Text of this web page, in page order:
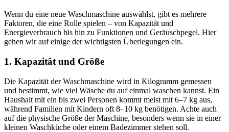
Wenn du eine neue Waschmaschine auswählst, gibt es mehrere
Faktoren, die eine Rolle spielen – von Kapazität und
Energieverbrauch bis hin zu Funktionen und Geräuschpegel. Hier
gehen wir auf einige der wichtigsten Überlegungen ein.
1. Kapazität und Größe
Die Kapazität der Waschmaschine wird in Kilogramm gemessen
und bestimmt, wie viel Wäsche du auf einmal waschen kannst. Ein
Haushalt mit ein bis zwei Personen kommt meist mit 6–7 kg aus,
während Familien mit Kindern oft 8–10 kg benötigen. Achte auch
auf die physische Größe der Maschine, besonders wenn sie in einer
kleinen Waschküche oder einem Badezimmer stehen soll.